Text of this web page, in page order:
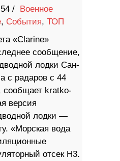
/ Военное
, События, ТОП
«Clarine»
сообщение,
лодки Сан-
с радаров с 44
kratko-
версия
лодки —
«Морская вода
отсек H3.